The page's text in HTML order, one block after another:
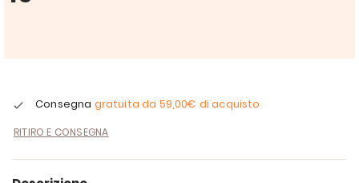
Consegna gratuita da 59,00€ di acquisto
RITIRO E CONSEGNA